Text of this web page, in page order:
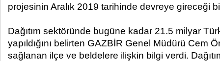
projesinin Aralık 2019 tarihinde devreye gireceği
Dağıtım sektöründe bugüne kadar 21.5 milyar Türk
yapıldığını belirten GAZBİR Genel Müdürü Cem
sağlanan ilçe ve beldelere ilişkin bilgi verdi.